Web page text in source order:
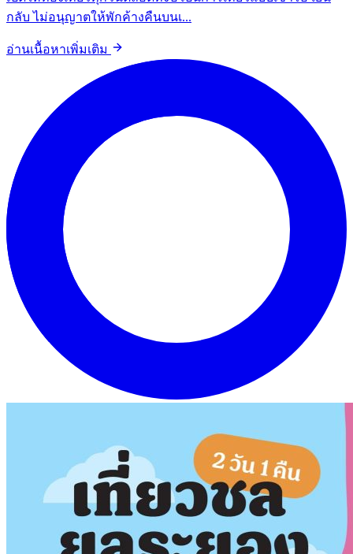
กลับ ไม่อนุญาตให้พักค้างคืนบนเ...
อ่านเนื้อหาเพิ่มเติม